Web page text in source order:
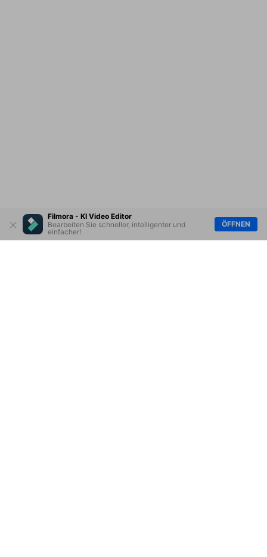
Filmora - KI Video Editor
Bearbeiten Sie schneller, intelligenter und
einfacher!
ÖFFNEN